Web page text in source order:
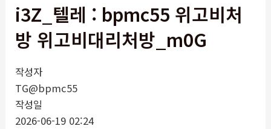
i3Z_텔레 : bpmc55 위고비처
방 위고비대리처방_m0G
작성자
TG@bpmc55
작성일
2026-06-19 02:24